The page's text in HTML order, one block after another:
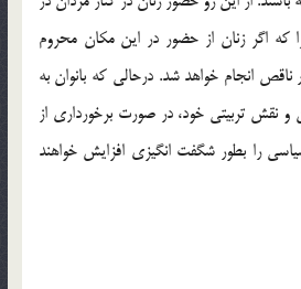
اگر زنان از حضور در این مکان محروم
ناقص انجام خواهد شد. درحالی که بانوان به
و نقش تربیتی خود، در صورت برخورداری از
را بطور شگفت انگیزی افزایش خواهند